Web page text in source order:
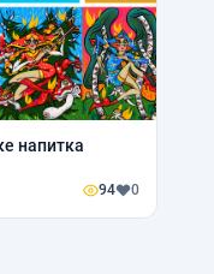
напитка
94 0